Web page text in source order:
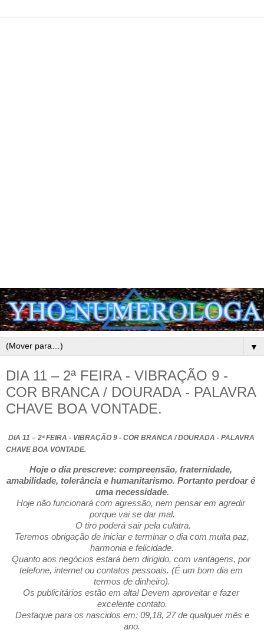
▼
DIA 11 – 2ª FEIRA - VIBRAÇÃO 9 -
COR BRANCA / DOURADA - PALAVRA
CHAVE BOA VONTADE.
DIA 11 – 2ª FEIRA - VIBRAÇÃO 9 - COR BRANCA / DOURADA - PALAVRA
CHAVE BOA VONTADE.
Hoje o dia prescreve: compreensão, fraternidade,
amabilidade, tolerância e humanitarismo. Portanto perdoar é
uma necessidade.
Hoje não funcionará com agressão, nem pensar em agredir
porque vai se dar mal.
O tiro poderá sair pela culatra.
Teremos obrigação de iniciar e terminar o dia com muita paz,
harmonia e felicidade.
Quanto aos negócios estará bem dirigido, com vantagens, por
telefone, internet ou contatos pessoais. (É um bom dia em
termos de dinheiro).
Os publicitários estão em alta! Devem aproveitar e fazer
excelente contato.
Destaque para os nascidos em: 09,18, 27 de qualquer mês e
ano.